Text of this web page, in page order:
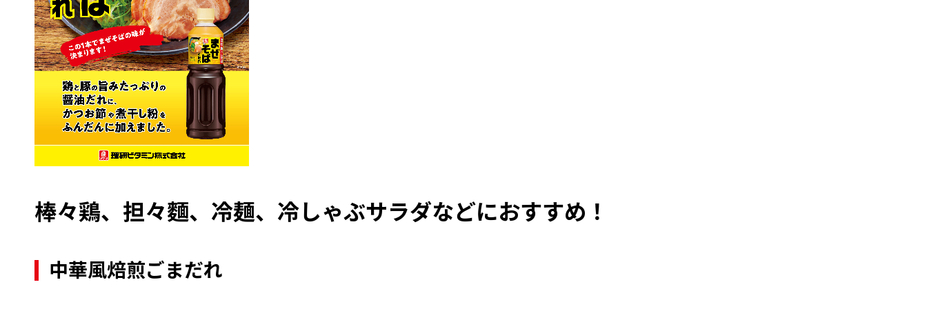
棒々鶏、担々麵、冷麺、冷しゃぶサラダなどにおすすめ！
中華風焙煎ごまだれ